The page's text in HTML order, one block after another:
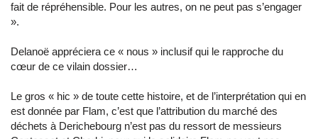
fait de répréhensible. Pour les autres, on ne peut pas s’engager
».
Delanoë appréciera ce « nous » inclusif qui le rapproche du
cœur de ce vilain dossier…
Le gros « hic » de toute cette histoire, et de l’interprétation qui en
est donnée par Flam, c’est que l’attribution du marché des
déchets à Derichebourg n’est pas du ressort de messieurs